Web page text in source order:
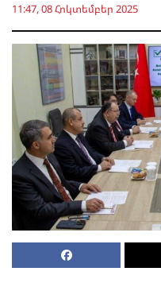
11:47, 08 Հոկտեմբեր 2025